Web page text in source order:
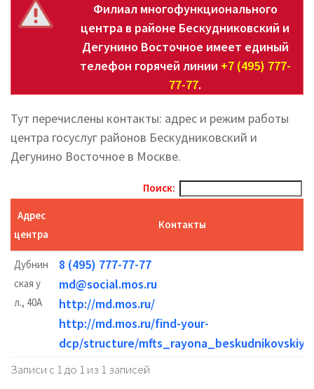
Филиал многофункционального
центра в районе Бескудниковский и
Дегунино Восточное имеет единый
телефон горячей линии +7 (495) 777-
77-77.
Тут перечислены контакты: адрес и режим работы
центра госуслуг районов Бескудниковский и
Дегунино Восточное в Москве.
Поиск:
Адрес
центра
Контакты
Дубнин
ская у
л., 40А
8 (495) 777-77-77
md@social.mos.ru
http://md.mos.ru/
http://md.mos.ru/find-your-
dcp/structure/mfts_rayona_beskudnikovskiy/
Записи с 1 до 1 из 1 записей